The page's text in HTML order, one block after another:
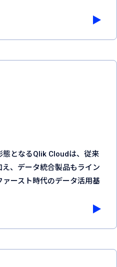
態となるQlik Cloudは、従来
、データ統合製品もライン
ースト時代のデータ活用基